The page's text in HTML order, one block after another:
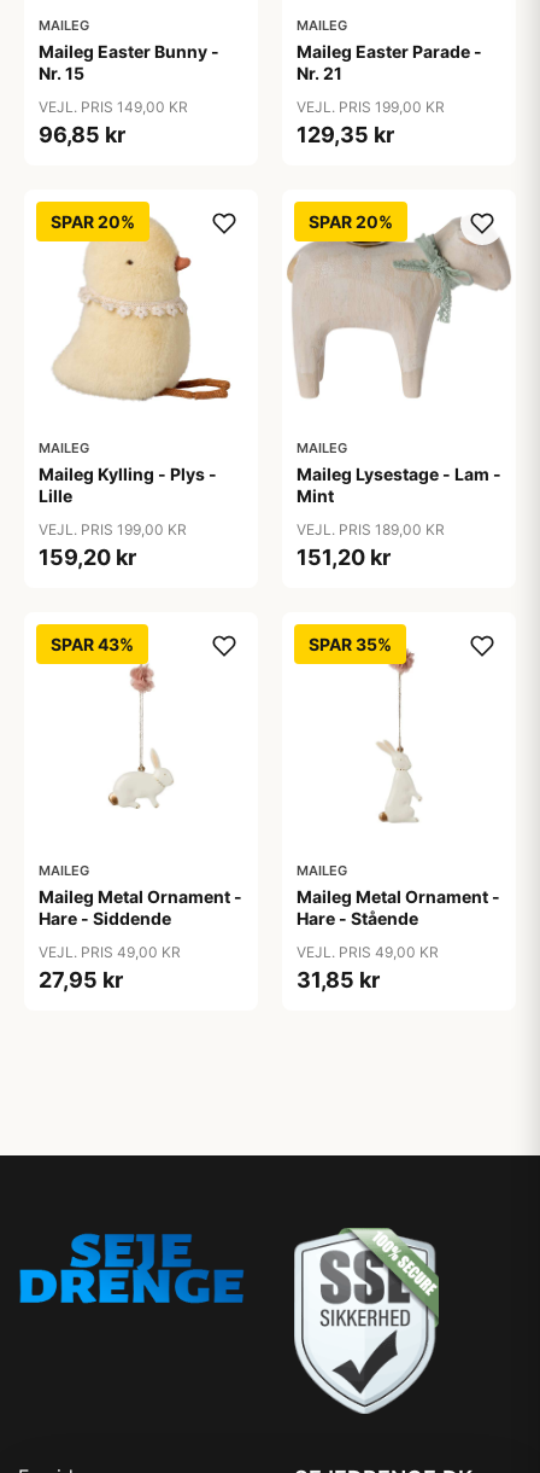
MAILEG
Maileg Easter Bunny -
Nr. 15
VEJL. PRIS 149,00 KR
96,85 kr
MAILEG
Maileg Easter Parade -
Nr. 21
VEJL. PRIS 199,00 KR
129,35 kr
SPAR 20%
MAILEG
Maileg Kylling - Plys -
Lille
VEJL. PRIS 199,00 KR
159,20 kr
SPAR 20%
MAILEG
Maileg Lysestage - Lam -
Mint
VEJL. PRIS 189,00 KR
151,20 kr
SPAR 43%
MAILEG
Maileg Metal Ornament -
Hare - Siddende
VEJL. PRIS 49,00 KR
27,95 kr
SPAR 35%
MAILEG
Maileg Metal Ornament -
Hare - Stående
VEJL. PRIS 49,00 KR
31,85 kr